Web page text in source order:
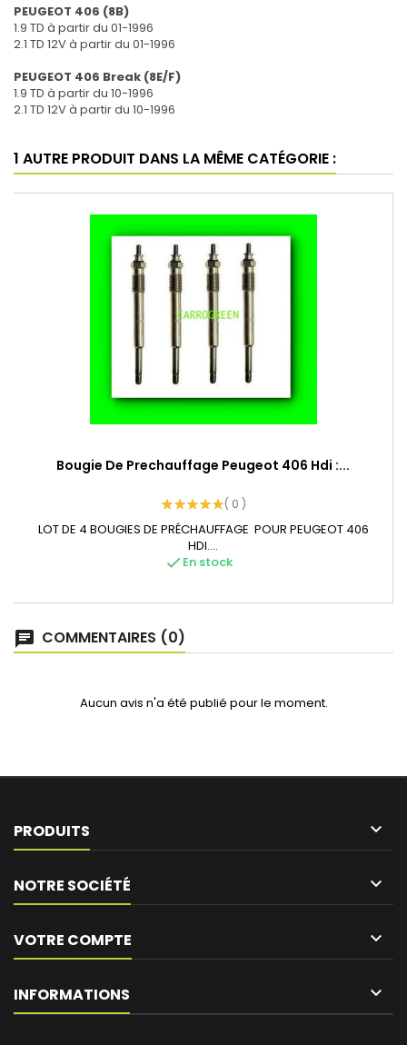
PEUGEOT 406 (8B)
1.9 TD à partir du 01-1996
2.1 TD 12V à partir du 01-1996
PEUGEOT 406 Break (8E/F)
1.9 TD à partir du 10-1996
2.1 TD 12V à partir du 10-1996
1 AUTRE PRODUIT DANS LA MÊME CATÉGORIE :
Bougie De Prechauffage Peugeot 406 Hdi :...
( 0 )
LOT DE 4 BOUGIES DE PRÉCHAUFFAGE POUR PEUGEOT 406
HDI....
checkEn stock
COMMENTAIRES (0)
Aucun avis n'a été publié pour le moment.
PRODUITS 
NOTRE SOCIÉTÉ 
VOTRE COMPTE 
INFORMATIONS keyboard_arrow_down